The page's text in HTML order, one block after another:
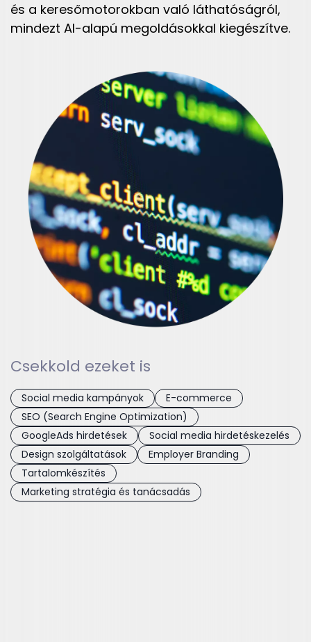
és a keresőmotorokban való láthatóságról,
mindezt AI-alapú megoldásokkal kiegészítve.
Csekkold ezeket is
Social media kampányok
E-commerce
SEO (Search Engine Optimization)
GoogleAds hirdetések
Social media hirdetéskezelés
Design szolgáltatások
Employer Branding
Tartalomkészítés
Marketing stratégia és tanácsadás